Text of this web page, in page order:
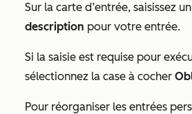
Sur la carte d’entrée, saisissez un
description pour votre entrée.
Si la saisie est requise pour
sélectionnez la case à cocher
Pour réorganiser les entrées